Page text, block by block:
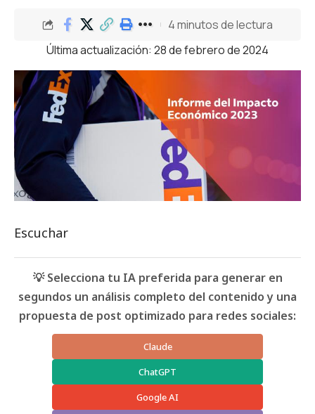
Última actualización: 28 de febrero de 2024
4 minutos de lectura
Escuchar
💡 Selecciona tu IA preferida para generar en
segundos un análisis completo del contenido y una
propuesta de post optimizado para redes sociales:
Claude
ChatGPT
Google AI